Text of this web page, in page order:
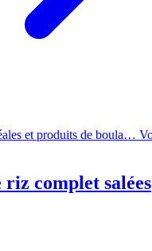
et produits de boula…
riz complet salées